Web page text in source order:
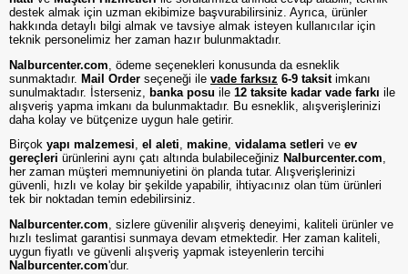
destek almak için uzman ekibimize başvurabilirsiniz. Ayrıca, ürünler
hakkında detaylı bilgi almak ve tavsiye almak isteyen kullanıcılar için
teknik personelimiz her zaman hazır bulunmaktadır.
Nalburcenter.com , ödeme seçenekleri konusunda da esneklik
sunmaktadır. Mail Order seçeneği ile vade farksız 6-9 taksitimkanı
sunulmaktadır. İsterseniz, banka posu ile 12 taksite kadar vade farkı ile
alışveriş yapma imkanı da bulunmaktadır. Bu esneklik, alışverişlerinizi
daha kolay ve bütçenize uygun hale getirir.
Birçok yapı malzemesi, el aleti, makine, vidalama setleri ve ev
gereçleri ürünlerini aynı çatı altında bulabileceğiniz Nalburcenter.com,
her zaman müşteri memnuniyetini ön planda tutar. Alışverişlerinizi
güvenli, hızlı ve kolay bir şekilde yapabilir, ihtiyacınız olan tüm ürünleri
tek bir noktadan temin edebilirsiniz.
Nalburcenter.com, sizlere güvenilir alışveriş deneyimi, kaliteli ürünler ve
hızlı teslimat garantisi sunmaya devam etmektedir. Her zaman kaliteli,
uygun fiyatlı ve güvenli alışveriş yapmak isteyenlerin tercihi
Nalburcenter.com'dur.